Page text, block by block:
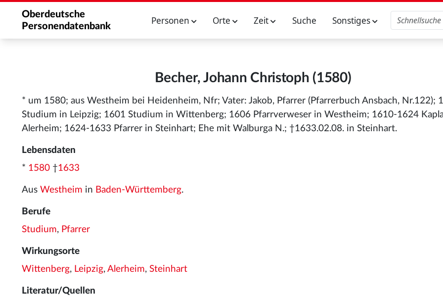
Oberdeutsche
Personendatenbank
Personen Orte Zeit Suche Sonstiges
Becher, Johann Christoph (1580)
* um 1580; aus Westheim bei Heidenheim, Nfr; Vater: Jakob, Pfarrer (Pfarrerbuch Ansbach, Nr.122);
Studium in Leipzig; 1601 Studium in Wittenberg; 1606 Pfarrverweser in Westheim; 1610-1624
Alerheim; 1624-1633 Pfarrer in Steinhart; Ehe mit Walburga N.; †1633.02.08. in Steinhart.
Lebensdaten
* 1580 †1633
Aus Westheim in Baden-Württemberg.
Berufe
Studium, Pfarrer
Wirkungsorte
Wittenberg, Leipzig, Alerheim, Steinhart
Literatur/Quellen